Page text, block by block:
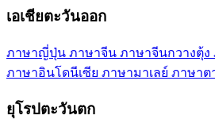
เอเชียตะวันออก
ภาษา​ญี่ปุ่น ภาษา​จีน ภาษา​จีนกวางตุ้ง
ภาษา​อินโดนีเซีย ภาษา​มาเลย์ ภาษา​ต
ยุโรปตะวันตก